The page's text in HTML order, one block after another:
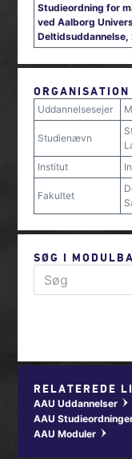
Studieordning for
ved Aalborg
ORGANISATION
Uddannelsesejer
Studienævn
Institut
Fakultet
SØG I
RELATEREDE
AAU Uddannelser w
AAU
AAU Moduler w